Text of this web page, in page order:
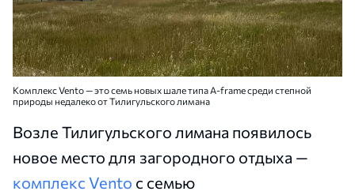
Комплекс Vento — это семь новых шале типа A-frame среди степной
природы недалеко от Тилигульского лимана
Возле Тилигульского лимана появилось
новое место для загородного отдыха —
комплекс Vento с семью